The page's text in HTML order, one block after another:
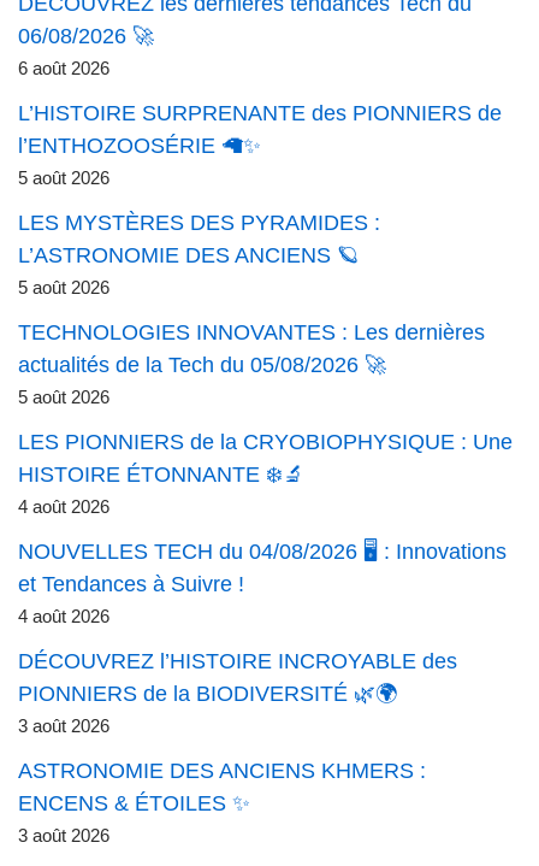
06/08/2026 🚀
6 août 2026
L’HISTOIRE SURPRENANTE des PIONNIERS de
l’ENTHOZOOSÉRIE 🦙✨
5 août 2026
LES MYSTÈRES DES PYRAMIDES :
L’ASTRONOMIE DES ANCIENS 🪐
5 août 2026
TECHNOLOGIES INNOVANTES : Les dernières
actualités de la Tech du 05/08/2026 🚀
5 août 2026
LES PIONNIERS de la CRYOBIOPHYSIQUE : Une
HISTOIRE ÉTONNANTE ❄️🔬
4 août 2026
NOUVELLES TECH du 04/08/2026 🖥️ : Innovations
et Tendances à Suivre !
4 août 2026
DÉCOUVREZ l’HISTOIRE INCROYABLE des
PIONNIERS de la BIODIVERSITÉ 🌿🌍
3 août 2026
ASTRONOMIE DES ANCIENS KHMERS :
ENCENS & ÉTOILES ✨
3 août 2026